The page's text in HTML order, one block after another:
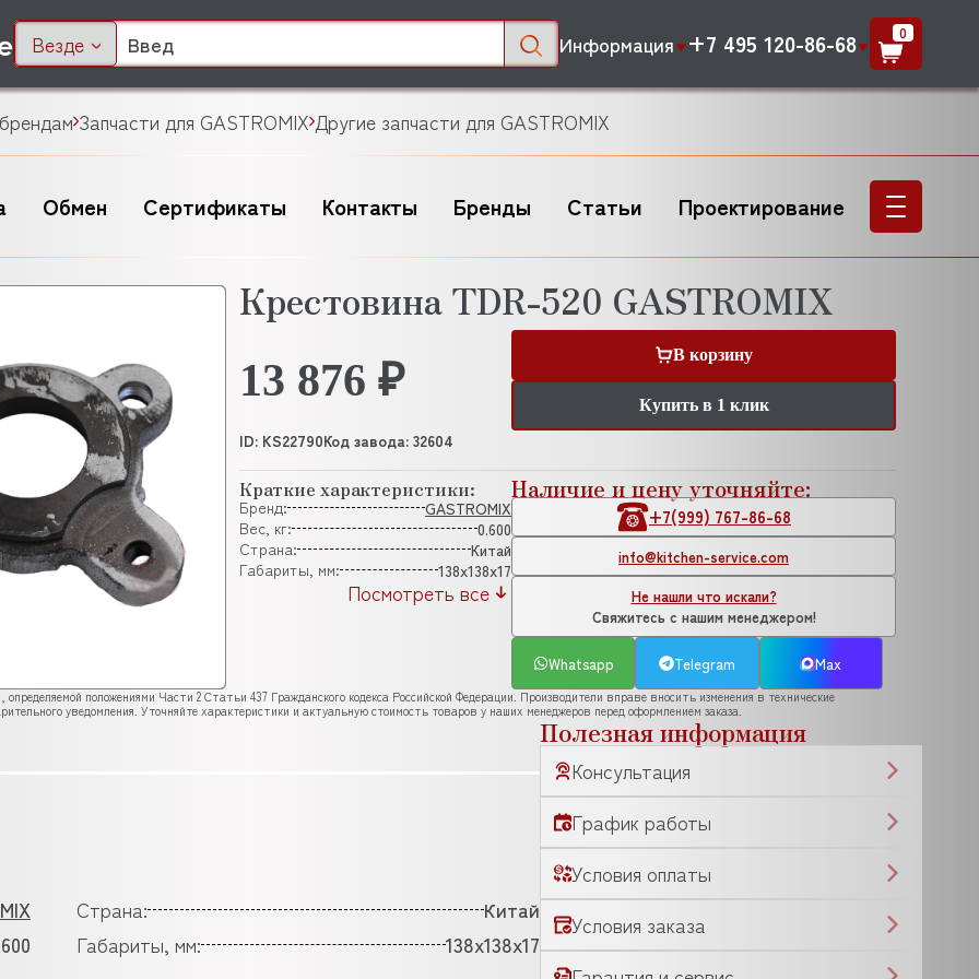
Везде Информация +7 495 120-86-68 0
Запчасти для GASTROMIX Другие запчасти для GASTROMIX
Обмен Сертификаты Контакты Бренды Статьи Проектирование
Крестовина TDR-520 GASTROMIX
13 876 ₽
В корзину
Купить в 1 клик
ID: KS22790Код завода: 32604
Краткие характеристики:
Бренд:
GASTROMIX
Вес, кг:
0.600
Страна:
Китай
Габариты, мм:
138x138x17
Посмотреть все
Наличие и цену уточняйте:
+7(999) 767-86-68
info@kitchen-service.com
Не нашли что искали?
Свяжитесь с нашим менеджером!
Whatsapp Telegram Max
положениями Части 2 Статьи 437 Гражданского кодекса Российской Федерации. Производители вправе вносить изменения в технические
уведомления. Уточняйте характеристики и актуальную стоимость товаров у наших менеджеров перед оформлением заказа.
Страна:
Китай
Габариты, мм: 138x138x17
Полезная информация
Консультация
График работы
Условия оплаты
Условия заказа